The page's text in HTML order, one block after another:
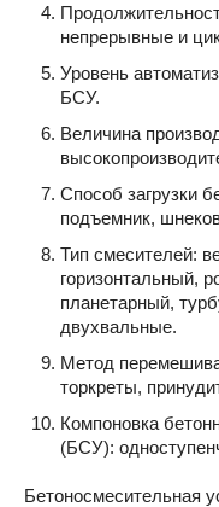
непрерывные и
Уровень
БСУ.
Величина
Способ загрузки
подъемник,
Тип смесителей:
горизонтальный,
планетарный,
двухвальные.
Метод
торкреты,
Компоновка
(БСУ):
Бетоносмесительная